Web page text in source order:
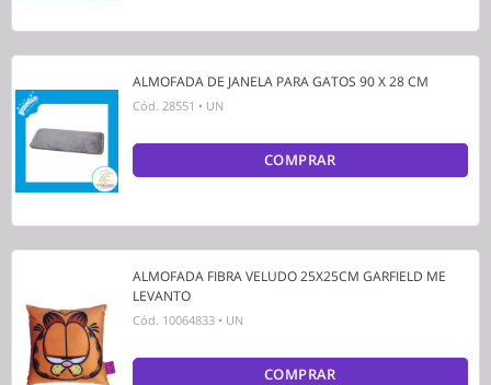
ALMOFADA DE JANELA PARA GATOS 90 X 28 CM
Cód. 28551 • UN
COMPRAR
ALMOFADA FIBRA VELUDO 25X25CM GARFIELD ME
LEVANTO
Cód. 10064833 • UN
COMPRAR